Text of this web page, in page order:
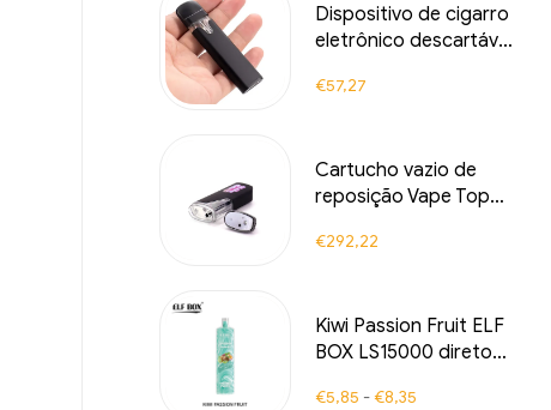
Dispositivo de cigarro
eletrônico descartável,
de 350-mAh
€57,27
Cartucho vazio de
reposição Vape Top
280mAh Vaporizer
€292,22
Kiwi Passion Fruit ELF
BOX LS15000 direto
baforadas
€5,85 -€8,35